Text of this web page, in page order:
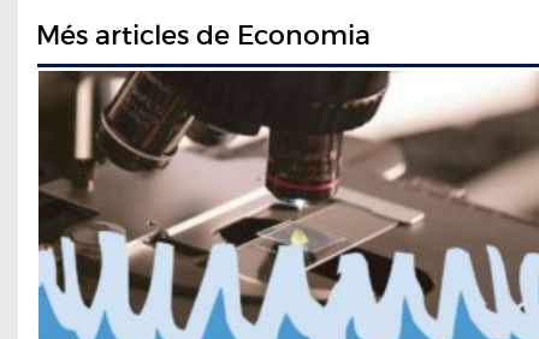
Més articles de Economia